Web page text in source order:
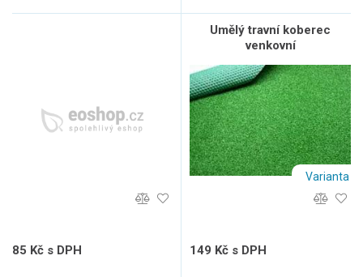
85 Kč s DPH
Umělý travní koberec
venkovní
Varianta
149 Kč s DPH